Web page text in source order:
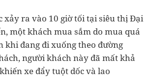
xảy ra vào 10 giờ tối tại siêu thị Đại
một khách mua sắm do mua quá
khi đang đi xuống theo đường
người khách này đã mất khả
xe đẩy tuột dốc và lao